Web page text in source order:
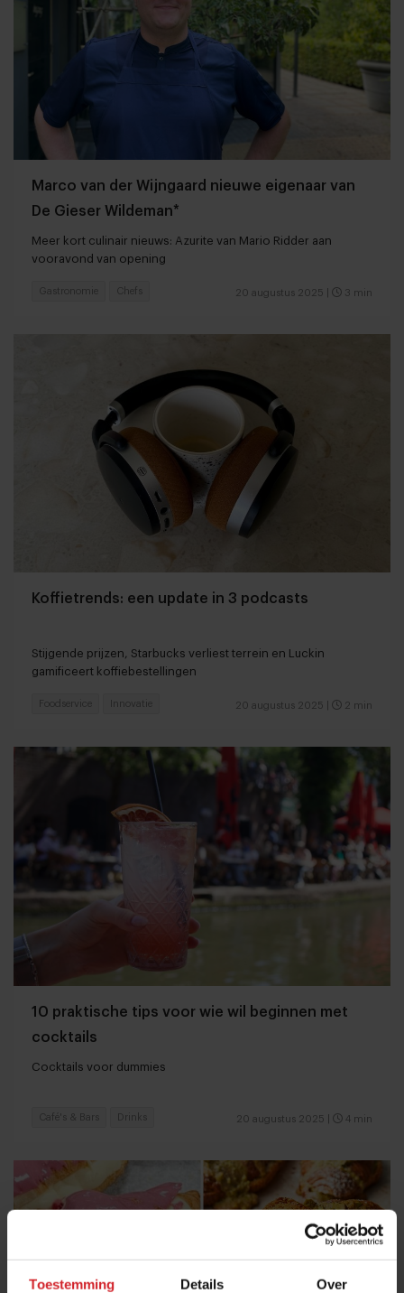
Toestemming Details Over
Marco van der Wijngaard nieuwe eigenaar van
De Gieser Wildeman*
Meer kort culinair nieuws: Azurite van Mario Ridder aan
vooravond van opening
20 augustus 2025 3 min
Gastronomie Chefs
Koffietrends: een update in 3 podcasts
Stijgende prijzen, Starbucks verliest terrein en Luckin
gamificeert koffiebestellingen
20 augustus 2025 2 min
Foodservice Innovatie
10 praktische tips voor wie wil beginnen met
cocktails
Cocktails voor dummies
20 augustus 2025 4 min
Café's & Bars Drinks